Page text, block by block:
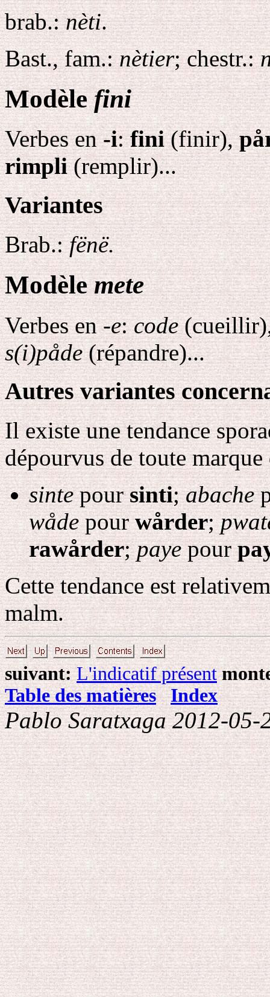
brab.:nèti.
Bast., fam.:nètier; chestr.:
Modèlefini
Verbes en-i:fini(finir),
rimpli(remplir)...
Variantes
Brab.:fënë.
Modèlemete
Verbes en-e:code
s(i)påde(répandre)...
Autres variantes
Il existe une tendance
dépourvus de toute
sintepoursinti;abache
wådepourwårder;
rawårder;payepour
Cette tendance est
malm.
suivant: L'indicatif présent
Table des matières
Index
Pablo Saratxaga 2012-05-